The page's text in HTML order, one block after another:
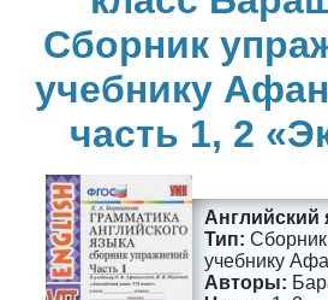
Сборник
учебнику
часть 1, 2
Английский
учебнику